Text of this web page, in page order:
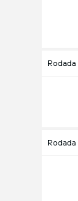
Rodada
Rodada